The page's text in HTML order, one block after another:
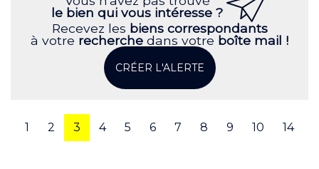
le bien qui vous intéresse ?
Recevez les biens correspondants
à votre recherche dans votre boîte mail !
CRÉER L'ALERTE
1 2 3 4 5 6 7 8 9 10 14